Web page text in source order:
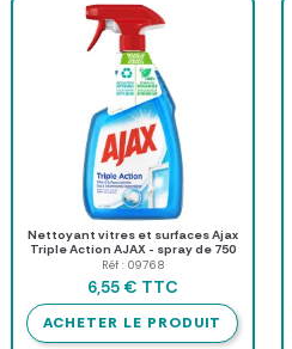
Nettoyant vitres et surfaces Ajax
Triple Action AJAX - spray de 750
ml
Réf : 09768
6,55 € TTC
ACHETER LE PRODUIT